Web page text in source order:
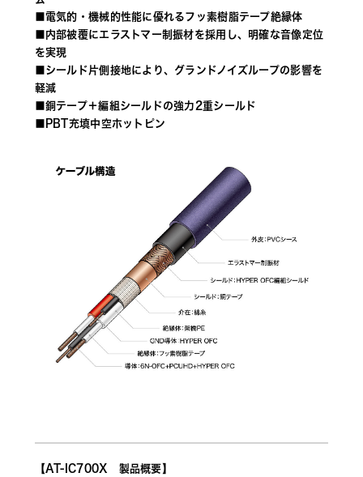
■電気的・機械的性能に優れるフッ素樹脂テープ絶縁体
■内部被覆にエラストマー制振材を採用し、明確な音像定位
を実現
■シールド片側接地により、グランドノイズループの影響を
軽減
■銅テープ＋編組シールドの強力2重シールド
■PBT充填中空ホットピン
【AT-IC700X　製品概要】